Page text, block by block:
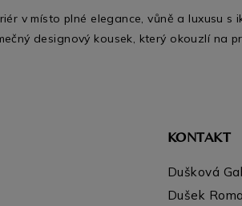
v místo plné elegance, vůně a luxusu s
designový kousek, který okouzlí na
KONTAKT
Dušková
Dušek